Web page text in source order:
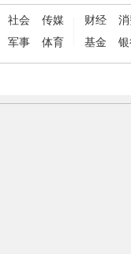
社会
传媒
军事 体育
财经
基金